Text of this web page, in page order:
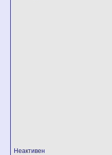
Неактивен